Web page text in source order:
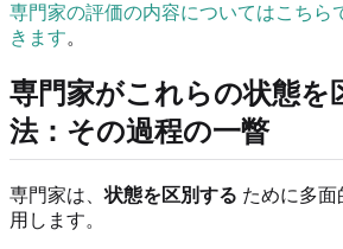
専門家の評価の内容についてはこちら
きます。
専門家がこれらの状態を
法：その過程の一瞥
専門家は、状態を区別する ために多面
用します。